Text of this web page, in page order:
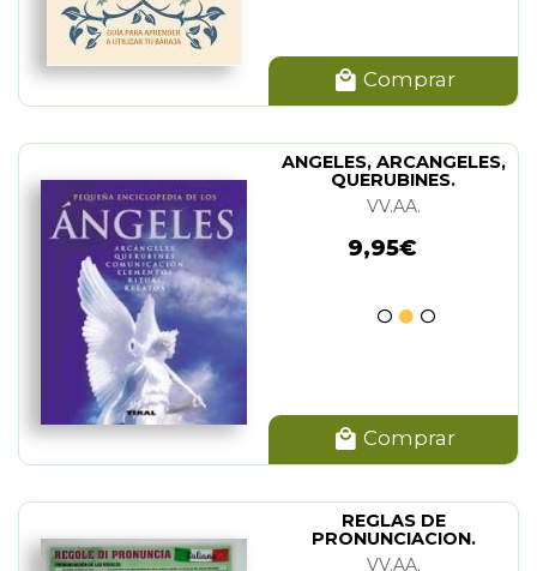
Comprar
ANGELES, ARCANGELES,
QUERUBINES.
COMUNICACION,
ELEMENTOS
VV.AA.
9,95€
Comprar
REGLAS DE
PRONUNCIACION.
ITALIANO (LAMINA)
VV.AA.